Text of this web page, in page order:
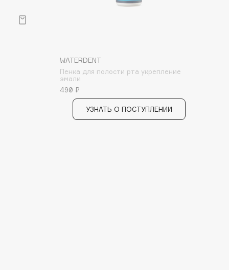
WATERDENT
Пенка для полости рта укрепление
эмали
490 ₽
УЗНАТЬ О ПОСТУПЛЕНИИ